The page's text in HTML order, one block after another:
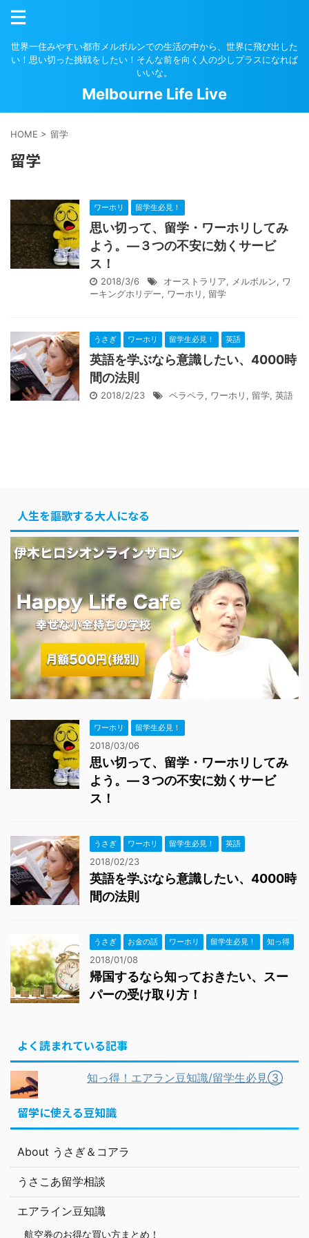
世界一住みやすい都市メルボルンでの生活の中から、世界に飛び出した
い！思い切った挑戦をしたい！そんな前を向く人の少しプラスになれば
いいな。
Melbourne Life Live
HOME > 留学
留学
ワーホリ 留学生必見！
思い切って、留学・ワーホリしてみ
よう。―３つの不安に効くサービ
ス！
2018/3/6 オーストラリア, メルボルン, ワ
ーキングホリデー, ワーホリ , 留学
うさぎ ワーホリ 留学生必見！ 英語
英語を学ぶなら意識したい、4000時
間の法則
2018/2/23 ペラペラ, ワーホリ , 留学, 英語
人生を謳歌する大人になる
ワーホリ 留学生必見！
2018/03/06
思い切って、留学・ワーホリしてみ
よう。―３つの不安に効くサービ
ス！
うさぎ ワーホリ 留学生必見！ 英語
2018/02/23
英語を学ぶなら意識したい、4000時
間の法則
うさぎ お金の話 ワーホリ 留学生必見！ 知っ得
2018/01/08
帰国するなら知っておきたい、スー
パーの受け取り方！
よく読まれている記事
知っ得！エアラン豆知識/留学生必見③
留学に使える豆知識
About うさぎ＆コアラ
うさこあ留学相談
エアライン豆知識
航空券のお得な買い方まとめ！